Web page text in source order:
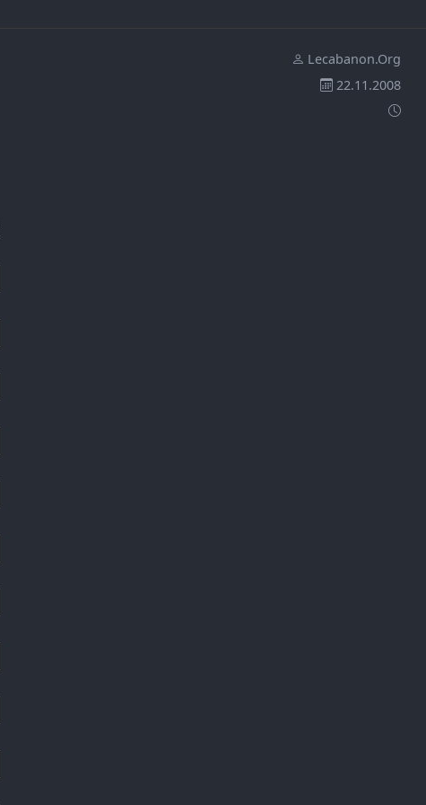
Lecabanon.Org
22.11.2008